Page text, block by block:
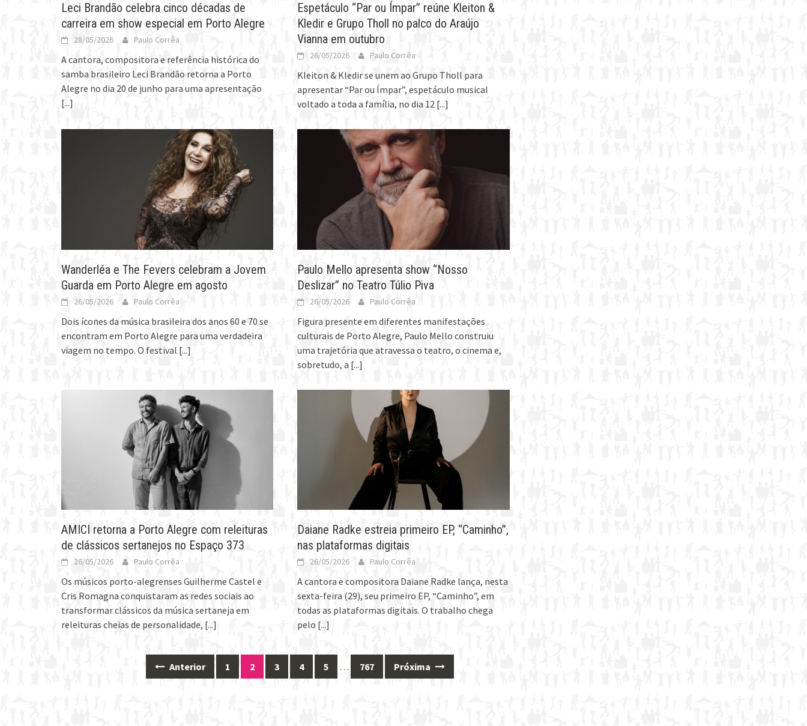
Leci Brandão celebra cinco décadas de
carreira em show especial em Porto Alegre
28/05/2026 Paulo Corrêa
A cantora, compositora e referência histórica do
samba brasileiro Leci Brandão retorna a Porto
Alegre no dia 20 de junho para uma apresentação
[...]
Espetáculo “Par ou Ímpar” reúne Kleiton &
Kledir e Grupo Tholl no palco do Araújo
Vianna em outubro
26/05/2026 Paulo Corrêa
Kleiton & Kledir se unem ao Grupo Tholl para
apresentar “Par ou Ímpar”, espetáculo musical
voltado a toda a família, no dia 12 [...]
Wanderléa e The Fevers celebram a Jovem
Guarda em Porto Alegre em agosto
26/05/2026 Paulo Corrêa
Dois ícones da música brasileira dos anos 60 e 70 se
encontram em Porto Alegre para uma verdadeira
viagem no tempo. O festival [...]
Paulo Mello apresenta show “Nosso
Deslizar” no Teatro Túlio Piva
26/05/2026 Paulo Corrêa
Figura presente em diferentes manifestações
culturais de Porto Alegre, Paulo Mello construiu
uma trajetória que atravessa o teatro, o cinema e,
sobretudo, a [...]
AMICI retorna a Porto Alegre com releituras
de clássicos sertanejos no Espaço 373
26/05/2026 Paulo Corrêa
Os músicos porto-alegrenses Guilherme Castel e
Cris Romagna conquistaram as redes sociais ao
transformar clássicos da música sertaneja em
releituras cheias de personalidade, [...]
Daiane Radke estreia primeiro EP, “Caminho”,
nas plataformas digitais
26/05/2026 Paulo Corrêa
A cantora e compositora Daiane Radke lança, nesta
sexta-feira (29), seu primeiro EP, “Caminho”, em
todas as plataformas digitais. O trabalho chega
pelo [...]
Anterior 1 2 3 4 5 … 767 Próxima